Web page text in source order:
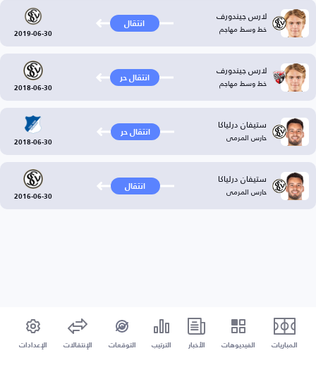
لارس جيندورف
خط وسط مهاجم انتقال
2019-06-30
لارس جيندورف
خط وسط مهاجم انتقال حر
2018-06-30
ستيفان درلياكا
حارس المرمى انتقال حر
2018-06-30
ستيفان درلياكا
حارس المرمى انتقال
2016-06-30
المباريات الفيديوهات الأخبار الترتيب التوقعات الإنتقالات الإعدادات